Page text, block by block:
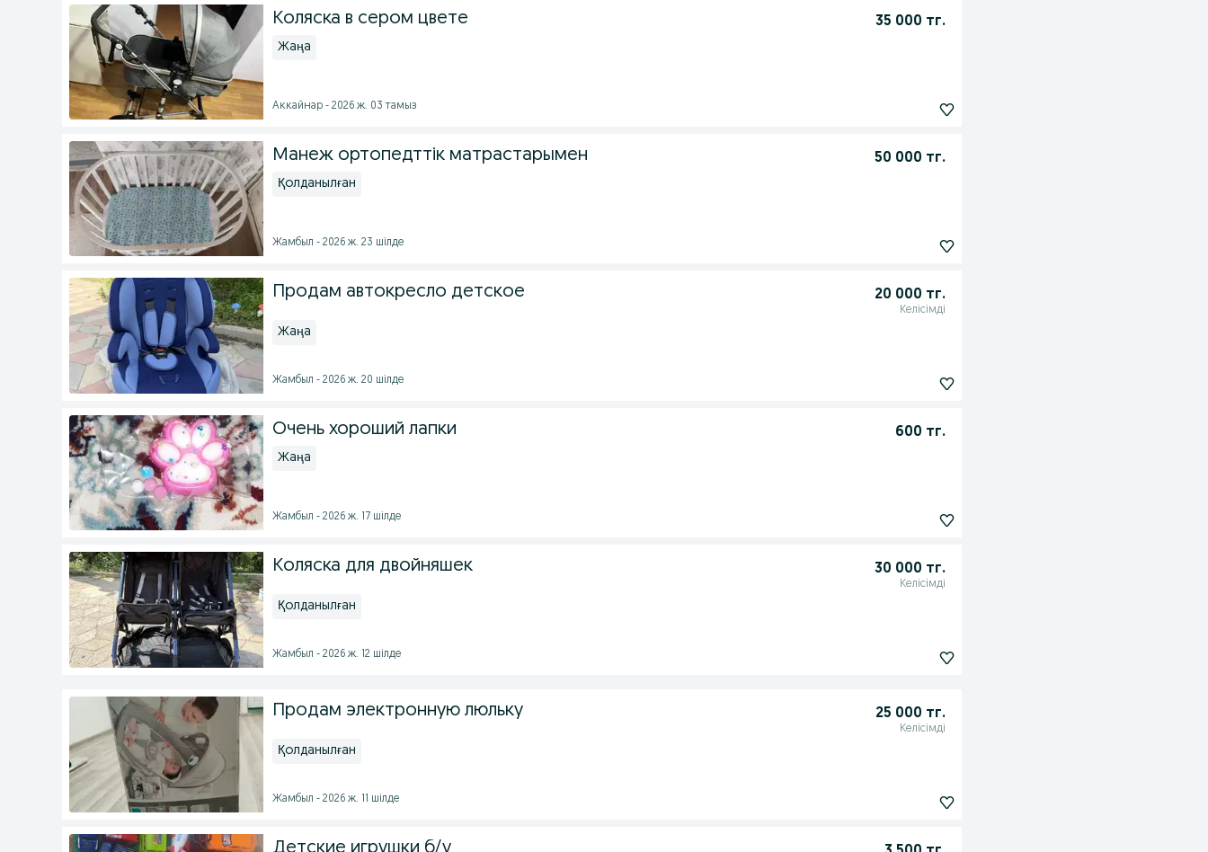
Коляска в сером цвете 35 000 тг.
Жаңа
Аккайнар - 2026 ж. 03 тамыз
Манеж ортопедттік матрастарымен 50 000 тг.
Қолданылған
Жамбыл - 2026 ж. 23 шілде
Продам автокресло детское 20 000 тг.
Келісімді
Жаңа
Жамбыл - 2026 ж. 20 шілде
Очень хороший лапки 600 тг.
Жаңа
Жамбыл - 2026 ж. 17 шілде
Коляска для двойняшек 30 000 тг.
Келісімді
Қолданылған
Жамбыл - 2026 ж. 12 шілде
Продам электронную люльку 25 000 тг.
Келісімді
Қолданылған
Жамбыл - 2026 ж. 11 шілде
Детские игрушки б/у